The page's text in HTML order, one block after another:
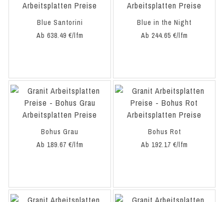
Blue Santorini
Ab 638.49 €/lfm
Blue in the Night
Ab 244.65 €/lfm
Bohus Grau
Ab 189.67 €/lfm
Bohus Rot
Ab 192.17 €/lfm